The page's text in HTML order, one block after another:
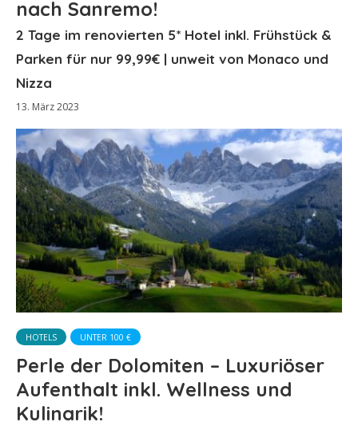
nach Sanremo!
2 Tage im renovierten 5* Hotel inkl. Frühstück &
Parken für nur 99,99€ | unweit von Monaco und
Nizza
13. März 2023
HOTELS UNTER 100 €
Perle der Dolomiten – Luxuriöser
Aufenthalt inkl. Wellness und
Kulinarik!